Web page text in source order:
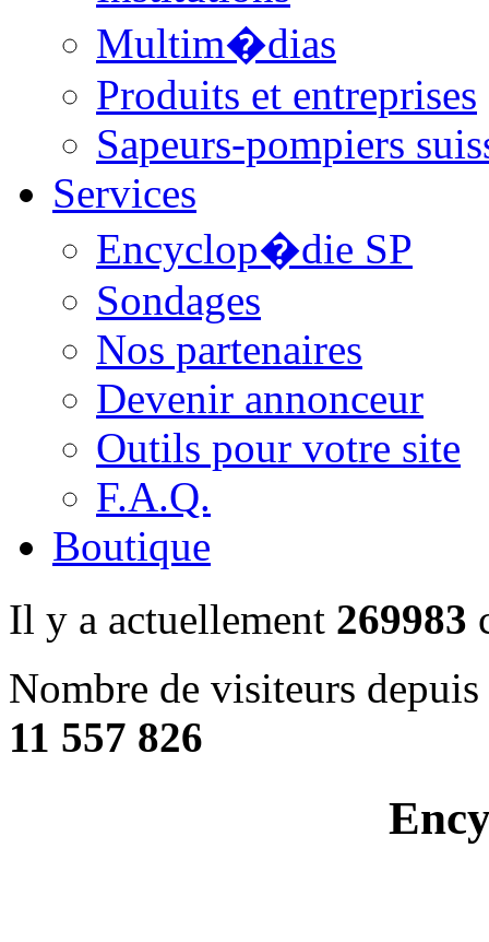
Multim�dias
Produits et entreprises
Sapeurs-pompiers
Services
Encyclop�die SP
Sondages
Nos partenaires
Devenir annonceur
Outils pour votre site
F.A.Q.
Boutique
Il y a actuellement 269983
Nombre de visiteurs
11 557 826